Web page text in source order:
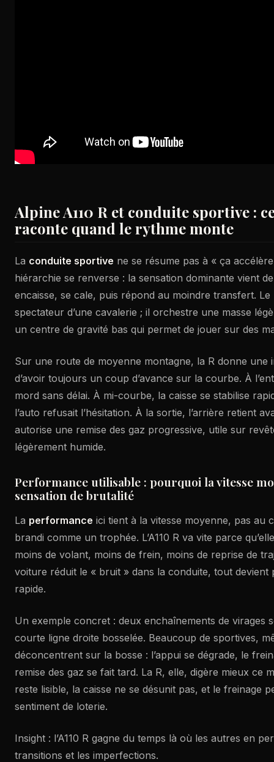
Alpine A110 R et conduite sportive :
raconte quand le rythme monte
La conduite sportive ne se résume pas à « ça
hiérarchie se renverse : la sensation dominante vient
encaisse, se cale, puis répond au moindre transfert. Le
spectateur d’une cavalerie ; il orchestre une masse
un centre de gravité bas qui permet de jouer sur des
Sur une route de moyenne montagne, la R donne une
d’avoir toujours un coup d’avance sur la courbe. À
mord sans délai. À mi-courbe, la caisse se stabilise
l’auto refusait l’hésitation. À la sortie, l’arrière retient
autorise une remise des gaz progressive, utile sur
légèrement humide.
Performance utilisable : pourquoi la vitesse
sensation de brutalité
La performance ici tient à la vitesse moyenne, pas au
brandi comme un trophée. L’A110 R va vite parce
moins de volant, moins de frein, moins de reprise de
voiture réduit le « bruit » dans la conduite, tout
rapide.
Un exemple concret : deux enchaînements de virages
courte ligne droite bosselée. Beaucoup de sportives,
déconcentrent sur la bosse : l’appui se dégrade, le
remise des gaz se fait tard. La R, elle, digère mieux ce
reste lisible, la caisse ne se désunit pas, et le freinage
sentiment de loterie.
Insight : l’A110 R gagne du temps là où les autres en
transitions et les imperfections.